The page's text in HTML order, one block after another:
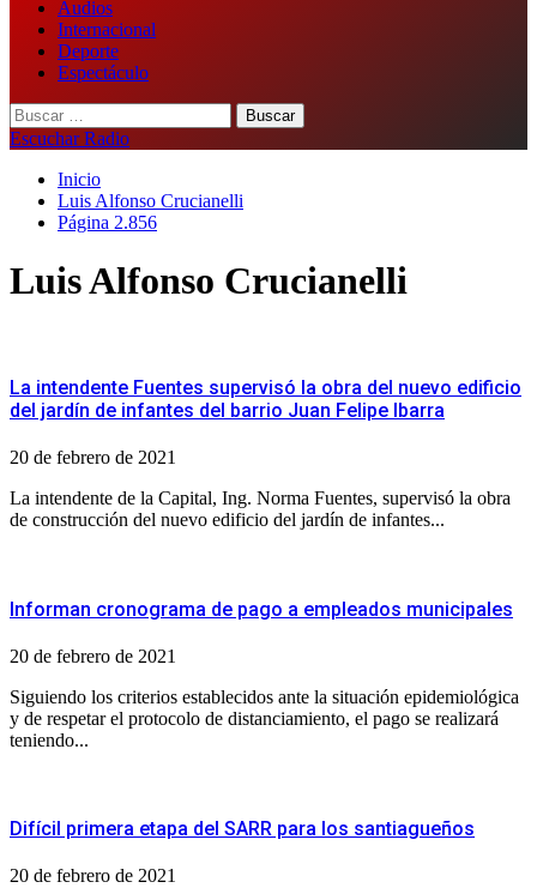
Audios
Internacional
Deporte
Espectáculo
Buscar:
Escuchar Radio
Inicio
Luis Alfonso Crucianelli
Página 2.856
Luis Alfonso Crucianelli
La intendente Fuentes supervisó la obra del nuevo edificio
del jardín de infantes del barrio Juan Felipe Ibarra
20 de febrero de 2021
La intendente de la Capital, Ing. Norma Fuentes, supervisó la obra
de construcción del nuevo edificio del jardín de infantes...
Informan cronograma de pago a empleados municipales
20 de febrero de 2021
Siguiendo los criterios establecidos ante la situación epidemiológica
y de respetar el protocolo de distanciamiento, el pago se realizará
teniendo...
Difícil primera etapa del SARR para los santiagueños
20 de febrero de 2021